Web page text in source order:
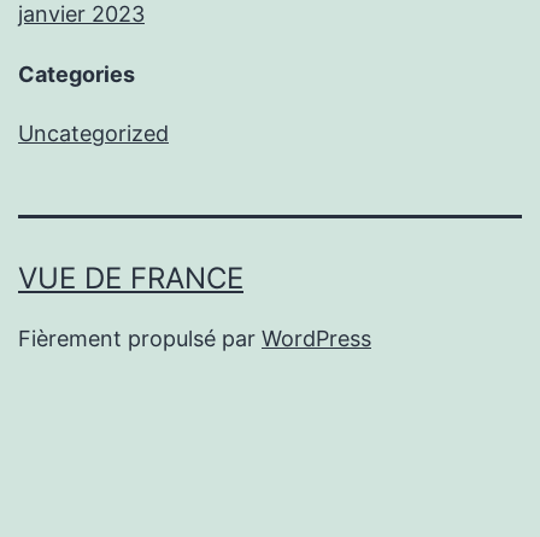
janvier 2023
Categories
Uncategorized
VUE DE FRANCE
Fièrement propulsé par WordPress